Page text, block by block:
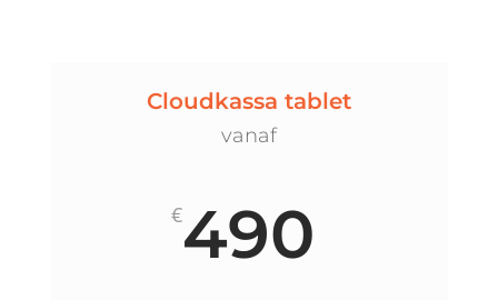
Cloudkassa tablet
vanaf
€490